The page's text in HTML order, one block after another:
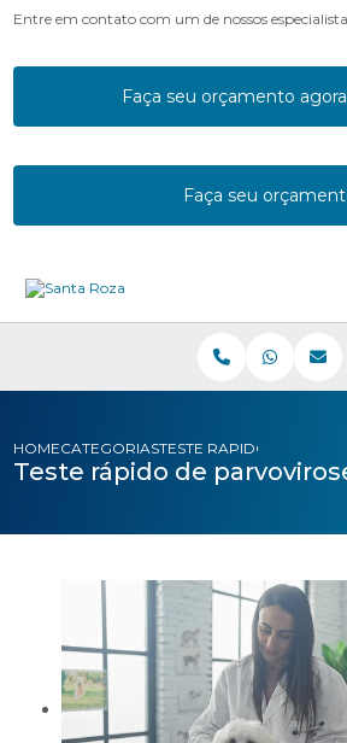
Entre em contato com um de nossos
Faça seu orçamento
Faça seu
HOMECATEGORIASTESTE RAPIDO
Teste rápido de